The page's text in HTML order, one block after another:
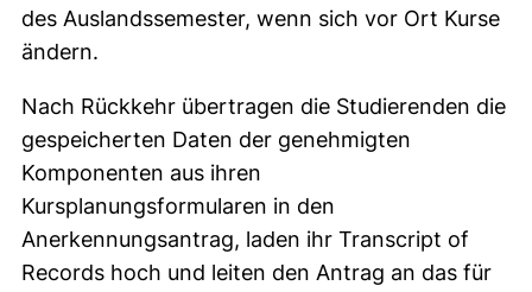
des Auslandssemester, wenn sich vor Ort Kurse
ändern.
Nach Rückkehr übertragen die Studierenden die
gespeicherten Daten der genehmigten
Komponenten aus ihren
Kursplanungsformularen in den
Anerkennungsantrag, laden ihr Transcript of
Records hoch und leiten den Antrag an das für